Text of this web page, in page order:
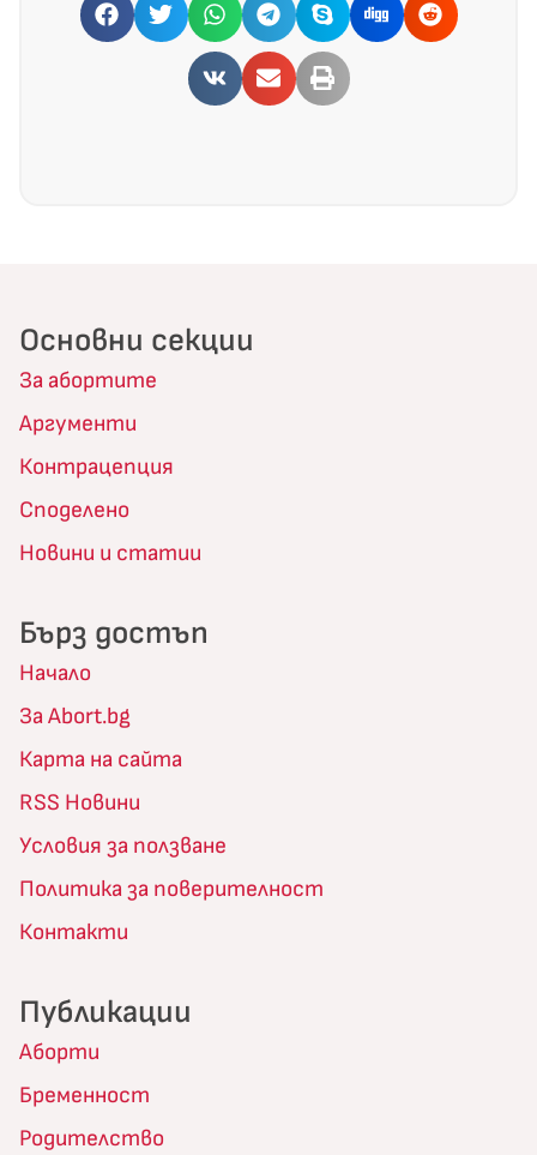
Основни секции
За абортите
Аргументи
Контрацепция
Споделено
Новини и статии
Бърз достъп
Начало
За Abort.bg
Карта на сайта
RSS Новини
Условия за ползване
Политика за поверителност
Контакти
Публикации
Аборти
Бременност
Родителство